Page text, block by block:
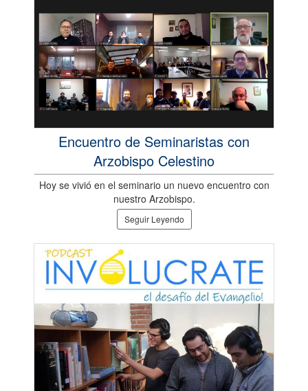
Encuentro de Seminaristas con
Arzobispo Celestino
Hoy se vivió en el seminario un nuevo encuentro con
nuestro Arzobispo.
Seguir Leyendo